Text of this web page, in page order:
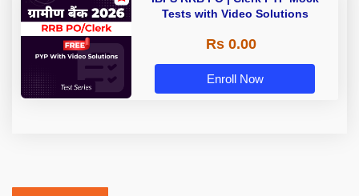
Tests with Video Solutions
Rs 0.00
Enroll Now